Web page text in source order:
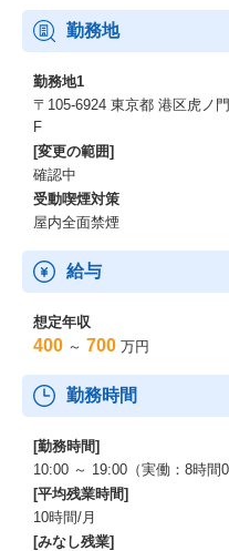
勤務地
勤務地1
〒105-6924 東京都 港区虎ノ
F
[変更の範囲]
確認中
受動喫煙対策
屋内全面禁煙
給与
想定年収
400 ～ 700 万円
勤務時間
[勤務時間]
10:00 ～ 19:00（実働：8時
[平均残業時間]
10時間/月
[みなし残業]